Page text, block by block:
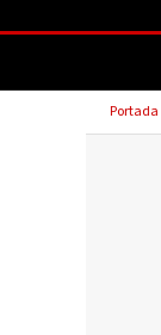
Portada